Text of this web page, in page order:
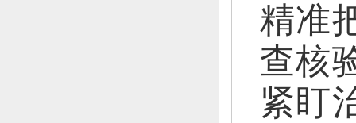
精准
查核
紧盯